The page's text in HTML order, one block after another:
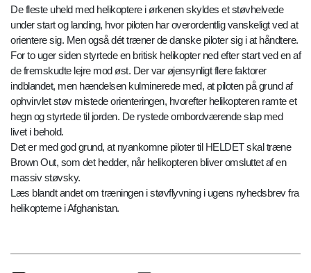
De fleste uheld med helikoptere i ørkenen skyldes et støvhelvede
under start og landing, hvor piloten har overordentlig vanskeligt ved at
orientere sig. Men også dét træner de danske piloter sig i at håndtere.
For to uger siden styrtede en britisk helikopter ned efter start ved en af
de fremskudte lejre mod øst. Der var øjensynligt flere faktorer
indblandet, men hændelsen kulminerede med, at piloten på grund af
ophvirvlet støv mistede orienteringen, hvorefter helikopteren ramte et
hegn og styrtede til jorden. De rystede ombordværende slap med
livet i behold.
Det er med god grund, at nyankomne piloter til HELDET skal træne
Brown Out, som det hedder, når helikopteren bliver omsluttet af en
massiv støvsky.
Læs blandt andet om træningen i støvflyvning i ugens nyhedsbrev fra
helikopterne i Afghanistan.